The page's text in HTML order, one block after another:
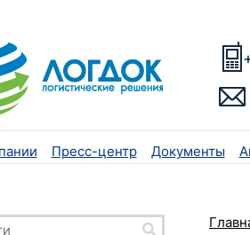
Пресс-центр Документы